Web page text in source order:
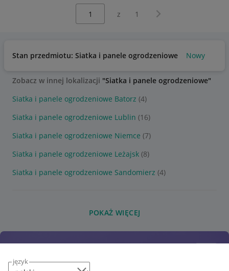
język
z 1 Następna strona
Stan przedmiotu: Siatka i panele ogrodzeniowe Nowy
Zobacz w innej lokalizacji "Siatka i panele ogrodzeniowe"
Siatka i panele ogrodzeniowe Batorz (4)
Siatka i panele ogrodzeniowe Lublin (16)
Siatka i panele ogrodzeniowe Niemce (7)
Siatka i panele ogrodzeniowe Leżajsk (8)
Siatka i panele ogrodzeniowe Sandomierz (4)
POKAŻ WIĘCEJ